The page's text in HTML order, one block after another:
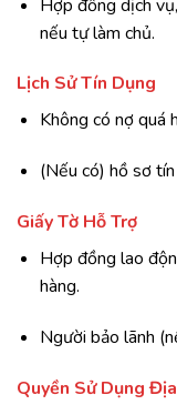
Hợp đồng dịch
nếu tự làm chủ.
Lịch Sử Tín Dụng
Không có nợ quá
(Nếu có) hồ sơ
Giấy Tờ Hỗ Trợ
Hợp đồng lao
hàng.
Người bảo lãnh
Quyền Sử Dụng